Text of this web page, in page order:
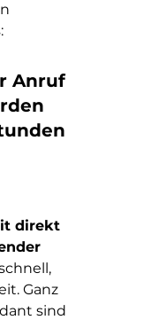
Anruf
direkt
Ganz
sind